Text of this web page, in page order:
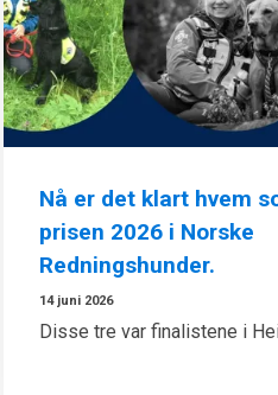
Nå er det klart hvem
prisen 2026 i Norske
Redningshunder.
14 juni 2026
Disse tre var finalistene i